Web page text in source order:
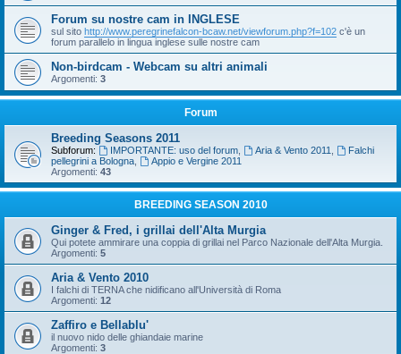
Forum su nostre cam in INGLESE
sul sito http://www.peregrinefalcon-bcaw.net/viewforum.php?f=102 c'è un
forum parallelo in lingua inglese sulle nostre cam
Non-birdcam - Webcam su altri animali
Argomenti: 3
Forum
Breeding Seasons 2011
Subforum: IMPORTANTE: uso del forum, Aria & Vento 2011
Falchi
pellegrini a Bologna
Appio e Vergine 2011
Argomenti: 43
BREEDING SEASON 2010
Ginger & Fred, i grillai dell'Alta Murgia
Qui potete ammirare una coppia di grillai nel Parco Nazionale dell'Alta Murgia.
Argomenti: 5
Aria & Vento 2010
I falchi di TERNA che nidificano all'Università di Roma
Argomenti: 12
Zaffiro e Bellablu'
il nuovo nido delle ghiandaie marine
Argomenti: 3